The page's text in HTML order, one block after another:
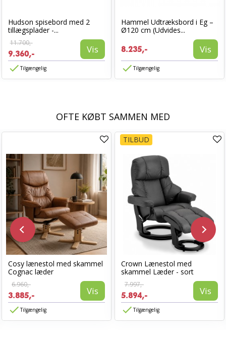
Hudson spisebord med 2
tillægsplader -...
11.700,-
9.360,- Vis
Tilgængelig
Hammel Udtræksbord i Eg –
Ø120 cm (Udvides...
8.235,- Vis
Tilgængelig
OFTE KØBT SAMMEN MED
Cosy lænestol med skammel
Cognac læder
6.960,-
3.885,- Vis
Tilgængelig
TILBUD
Crown Lænestol med
skammel Læder - sort
7.997,-
5.894,- Vis
Tilgængelig